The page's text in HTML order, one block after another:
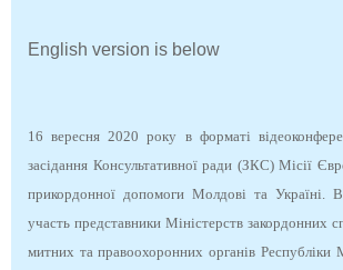
English version is below
16 вересня 2020 року в форматі
засідання Консультативної ради (ЗКС) Місії
прикордонної допомоги Молдові та Україні.
участь представники Міністерств закордонних
митних та правоохоронних органів Республіки